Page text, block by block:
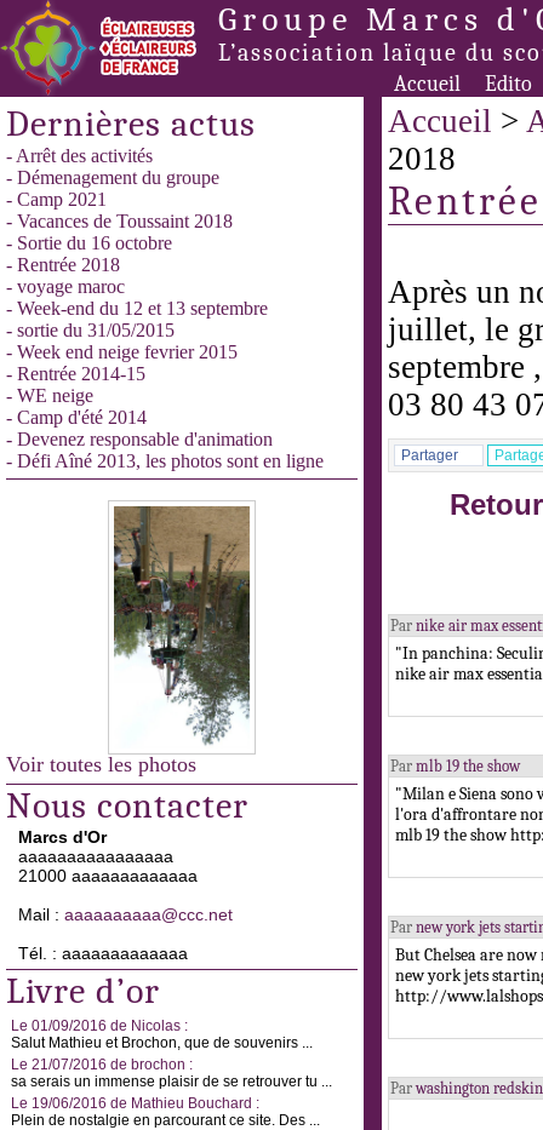
Groupe Marcs
L’association laïque du
Accueil Edito
Dernières actus
- Arrêt des activités
- Démenagement du groupe
- Camp 2021
- Vacances de Toussaint 2018
- Sortie du 16 octobre
- Rentrée 2018
- voyage maroc
- Week-end du 12 et 13 septembre
- sortie du 31/05/2015
- Week end neige fevrier 2015
- Rentrée 2014-15
- WE neige
- Camp d'été 2014
- Devenez responsable d'animation
- Défi Aîné 2013, les photos sont en ligne
Voir toutes les photos
Nous contacter
Marcs d'Or
aaaaaaaaaaaaaaaa
21000 aaaaaaaaaaaaa
Mail : aaaaaaaaaa@ccc.net
Tél. : aaaaaaaaaaaaa
Livre d’or
Le 01/09/2016 de Nicolas :
Salut Mathieu et Brochon, que de souvenirs ...
Le 21/07/2016 de brochon :
sa serais un immense plaisir de se retrouver tu ...
Le 19/06/2016 de Mathieu Bouchard :
Plein de nostalgie en parcourant ce site. Des ...
Accueil >
2018
Après un
juillet, le
septembre
03 80 43
Partager
Par nike air max
"In panchina:
nike air max
Par mlb 19 the show
"Milan e Siena sono
l'ora d'affrontare
mlb 19 the show
Par new york jets
But Chelsea are
new york jets
http://
Parwashington